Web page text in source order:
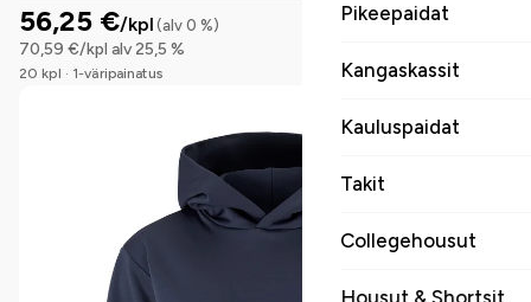
Pikeepaidat
Kangaskassit
Kauluspaidat
Takit
Collegehousut
Housut & Shortsit
56,25 €/kpl (alv 0 %)
70,59 €/kpl alv 25,5 %
20 kpl · 1-väripainatus